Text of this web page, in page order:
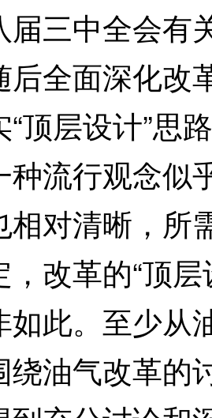
中全会有关
后全面深化改
顶层设计”思
种流行观念似
相对清晰，所
改革的“顶
如此。至少从
绕油气改革的